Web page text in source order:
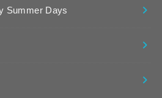
Summer Days